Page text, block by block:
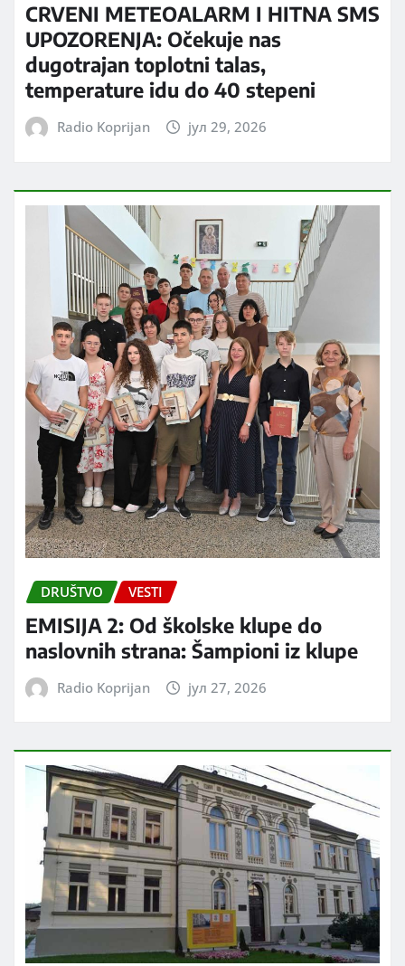
CRVENI METEOALARM I HITNA SMS
UPOZORENJA: Očekuje nas
dugotrajan toplotni talas,
temperature idu do 40 stepeni
Radio Koprijan јул 29, 2026
DRUŠTVO VESTI
EMISIJA 2: Od školske klupe do
naslovnih strana: Šampioni iz klupe
Radio Koprijan јул 27, 2026